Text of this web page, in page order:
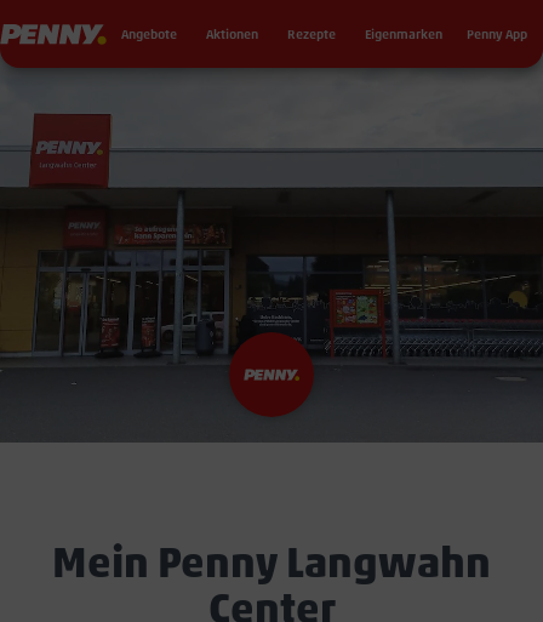
Penny Angebote Aktionen Rezepte Eigenmarken Penny App
Mein Penny Langwahn
Center